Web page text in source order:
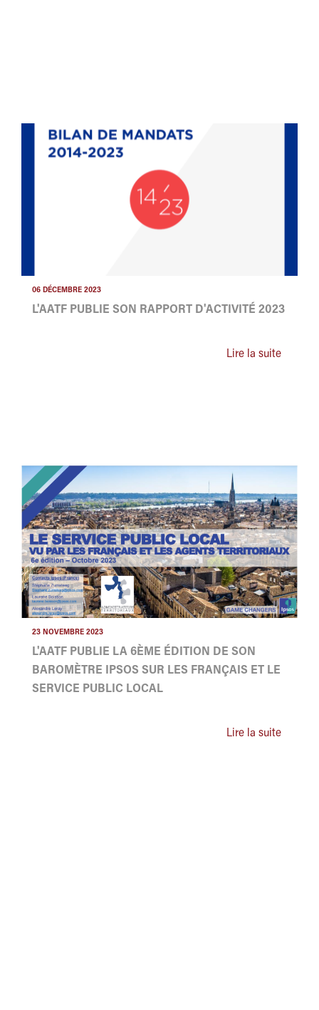
06 DÉCEMBRE 2023
L'AATF PUBLIE SON RAPPORT D'ACTIVITÉ 2023
Lire la suite
23 NOVEMBRE 2023
L'AATF PUBLIE LA 6ÈME ÉDITION DE SON
BAROMÈTRE IPSOS SUR LES FRANÇAIS ET LE
SERVICE PUBLIC LOCAL
Lire la suite